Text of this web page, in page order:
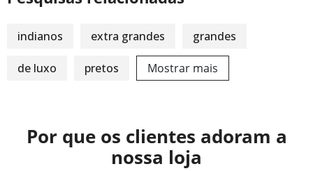
indianos extra grandes grandes
de luxo pretos Mostrar mais
Por que os clientes adoram a
nossa loja